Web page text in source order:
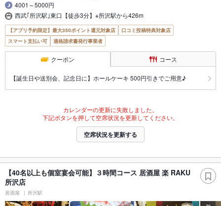
4001～5000円
西武｢所沢駅｣東口【徒歩3分】※所沢駅から426m
【アプリ予約限定】最大350ポイント還元対象店
口コミ投稿特典対象店
スマート支払い可
適格請求書発行事業者
クーポン コース
【誕生日や送別会、記念日に】ホールケーキ 500円引きでご用意♪
カレンダーの更新に失敗しました。
下記ボタンを押して空席状況を更新してください。
空席状況を更新する
【40名以上も個室宴会可能】３時間コース 居酒屋 楽 RAKU
所沢店
居酒屋 所沢駅